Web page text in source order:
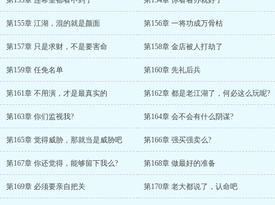
第155章 江湖，混的就是颜面 第156章 一将功成万骨枯
第157章 只是求财，不是要害命 第158章 金店被人打劫了
第159章 任免名单 第160章 先礼后兵
第161章 不用演，才是最真实的 第162章 都是老江湖了，何必这么玩呢?
第163章 你们监视我? 第164章 会不会有什么阴谋?
第165章 觉得威胁，那就当是威胁吧 第166章 强买强卖么?
第167章 你还觉得，能够留下我么? 第168章 做最好的准备
第169章 必须要亲自把关 第170章 老大都说了，认命吧